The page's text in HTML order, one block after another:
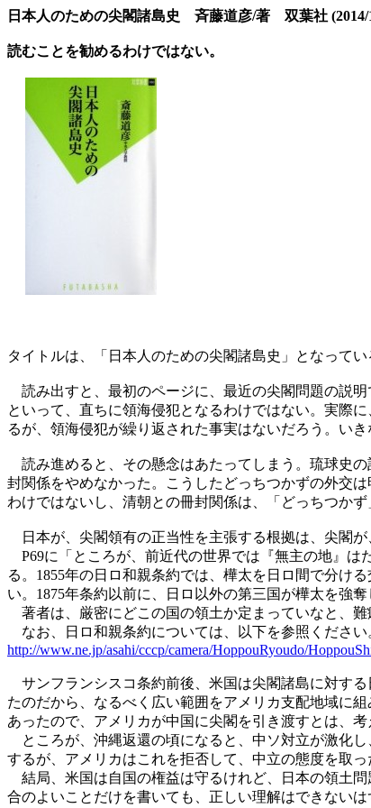
日本人のための尖閣諸島史 斉藤道彦/著 双葉社 (2014/
読むことを勧めるわけではない。
タイトルは、「日本人のための尖閣諸島史」となって
読み出すと、最初のページに、最近の尖閣問題の説
といって、直ちに領海侵犯となるわけではない。実際
るが、領海侵犯が繰り返された事実はないだろう。い
読み進めると、その懸念はあたってしまう。琉球史
封関係をやめなかった。こうしたどっちつかずの外交
わけではないし、清朝との冊封関係は、「どっちつか
日本が、尖閣領有の正当性を主張する根拠は、尖閣
P69に「ところが、前近代の世界では『無主の地』は
る。1855年の日ロ和親条約では、樺太を日ロ間で分け
い。1875年条約以前に、日ロ以外の第三国が樺太を強
著者は、厳密にどこの国の領土か定まっていなと、
なお、日ロ和親条約については、以下を参照ください
http://www.ne.jp/asahi/cccp/camera/HoppouRyoudo/
サンフランシスコ条約前後、米国は尖閣諸島に対する
たのだから、なるべく広い範囲をアメリカ支配地域に
あったので、アメリカが中国に尖閣を引き渡すとは、考
ところが、沖縄返還の頃になると、中ソ対立が激化
するが、アメリカはこれを拒否して、中立の態度を取っ
結局、米国は自国の権益は守るけれど、日本の領土
合のよいことだけを書いても、正しい理解はできないは